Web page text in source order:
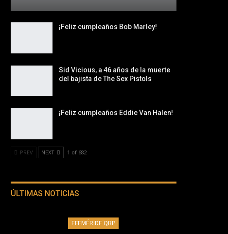
¡Feliz cumpleaños Bob Marley!
Sid Vicious, a 46 años de la muerte
del bajista de The Sex Pistols
¡Feliz cumpleaños Eddie Van Halen!
PREV NEXT 1 of 682
ÚLTIMAS NOTICIAS
EFEMÉRIDE QRP